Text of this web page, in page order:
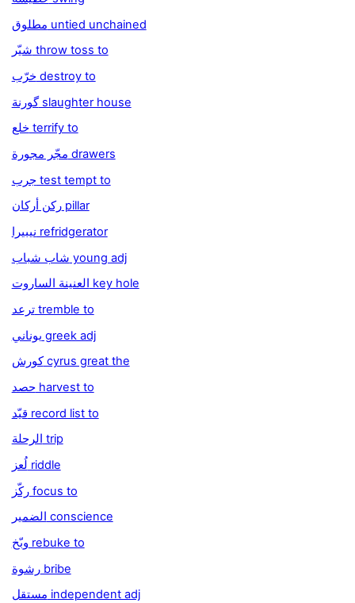
مطلوق untied unchained
شيّر throw toss to
خرّب destroy to
گورنة slaughter house
خلع terrify to
مجّر مجورة drawers
جرب test tempt to
ركن أركان pillar
نيبيرا refridgerator
شاب شباب young adj
العنينة الساروت key hole
ترعد tremble to
يوناني greek adj
كورش cyrus great the
حصد harvest to
قيّد record list to
الرحلة trip
لُعز riddle
ركّز focus to
الضمير conscience
وبّخ rebuke to
رشوة bribe
مستقل independent adj